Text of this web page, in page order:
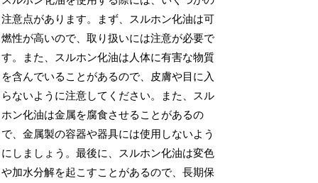
注意点があります。まず、スルホン化油は可
燃性が高いので、取り扱いには注意が必要で
す。また、スルホン化油は人体に有害な物質
を含んでいることがあるので、皮膚や目に入
らないように注意してください。また、スル
ホン化油は金属を腐食させることがあるの
で、金属製の容器や器具には使用しないよう
にしましょう。最後に、スルホン化油は変色
や加水分解を起こすことがあるので、長期保